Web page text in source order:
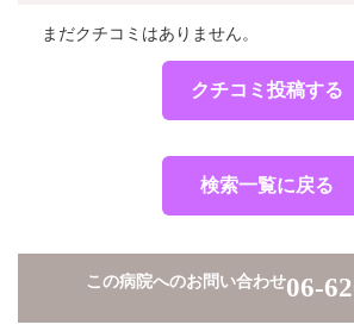
まだクチコミはありません。
クチコミ投稿する
検索一覧に戻る
この病院へのお問い合わせ06-